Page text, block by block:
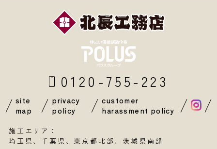
0120-755-223
site
map
privacy
policy
customer
harassment policy
施工エリア：
埼玉県、 千葉県 、東京都北部、茨城県南部